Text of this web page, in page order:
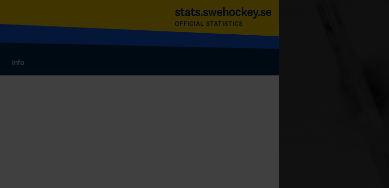
Info
stats.swehockey.se
OFFICIAL STATISTICS